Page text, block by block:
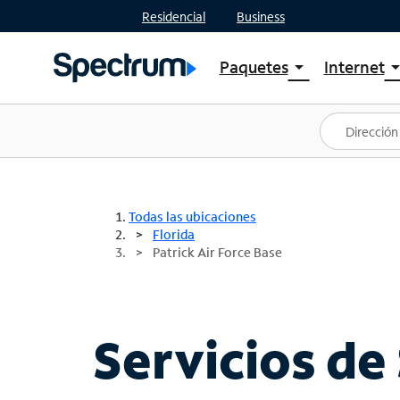
Residencial Business
Paquetesarrow_drop_down
Ver paquetes
Spectrum One
Mejores ofertas
Internetarrow_drop_down
Planes
Todas las ubicaciones
Florida
Patrick Air Force Base
Servicios